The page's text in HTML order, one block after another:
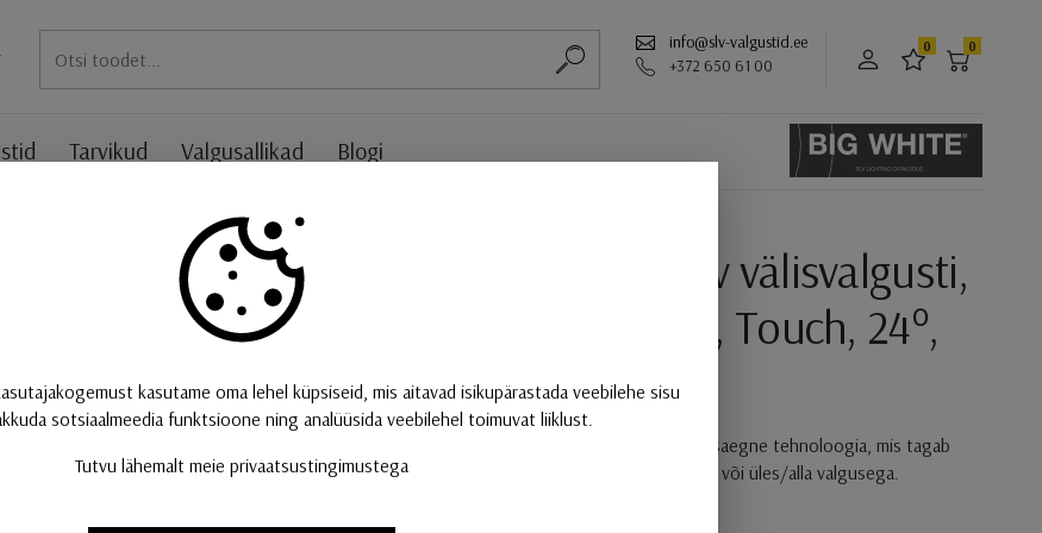
ALUSTA OTSIMIST
info@slv-valgustid.ee
+372 650 61 00
PARTNERILE
LEMMIKUD
0 0
Tarvikud Valgusallikad Blogi
välisvalgusti, üles/alla, DALI, P2, 2700 K, 30W,
HELIA PRO L, seinale paigaldatav välisvalgusti,
üles/alla, DALI, P2, 2700 K, 30W, Touch, 24°,
valge
THEO PRO seinavalgustite seerias on selge ja ruudukujuline disain ning kaasaegne tehnoloogia, mis tagab
täpse aktsentvalgustuse. Saadaval kahes suuruses ja võimsuses, ühepoolse või üles/alla valgusega.
kasutame oma lehel küpsiseid, mis aitavad isikupärastada veebilehe sisu
sotsiaalmeedia funktsioone ning analüüsida veebilehel toimuvat liiklust.
Tutvu lähemalt meie privaatsustingimustega